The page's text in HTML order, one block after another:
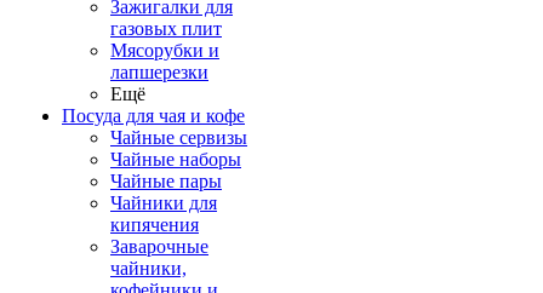
Зажигалки для
газовых плит
Мясорубки и
лапшерезки
Ещё
Посуда для чая и кофе
Чайные сервизы
Чайные наборы
Чайные пары
Чайники для
кипячения
Заварочные
чайники,